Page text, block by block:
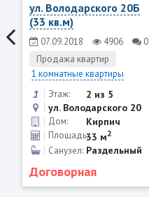
ул. Володарского 20Б
(33 кв.м)
07.09.2018 4906
0
Продажа квартир
1 комнатные квартиры
Этаж:
2 из 5
ул. Володарского 20
Дом: Кирпич
Площадь:33 м2
Санузел: Раздельный
Договорная